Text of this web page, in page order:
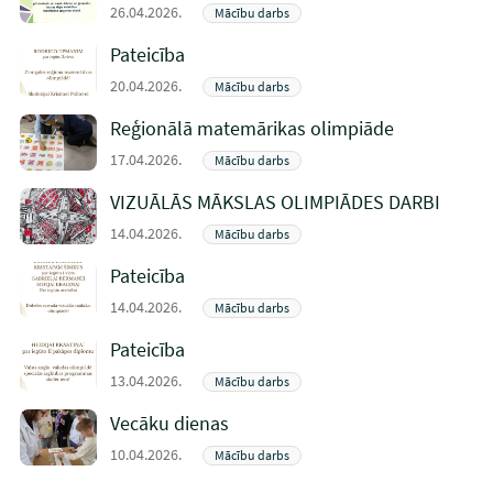
26.04.2026. Mācību darbs
Pateicība
20.04.2026. Mācību darbs
Reģionālā matemārikas olimpiāde
17.04.2026. Mācību darbs
VIZUĀLĀS MĀKSLAS OLIMPIĀDES DARBI
14.04.2026. Mācību darbs
Pateicība
14.04.2026. Mācību darbs
Pateicība
13.04.2026. Mācību darbs
Vecāku dienas
10.04.2026. Mācību darbs